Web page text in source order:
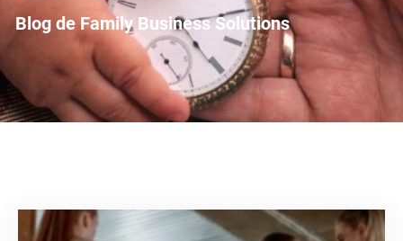
Blog de Family Business Solutions